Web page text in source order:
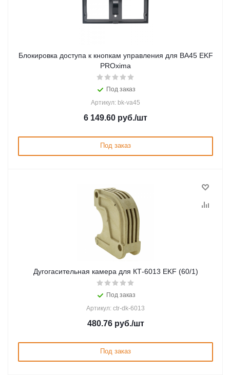
Блокировка доступа к кнопкам управления для ВА45 EKF
PROxima
Под заказ
Артикул: bk-va45
6 149.60 руб./шт
Под заказ
Дугогасительная камера для КТ-6013 EKF (60/1)
Под заказ
Артикул: ctr-dk-6013
480.76руб./шт
Под заказ